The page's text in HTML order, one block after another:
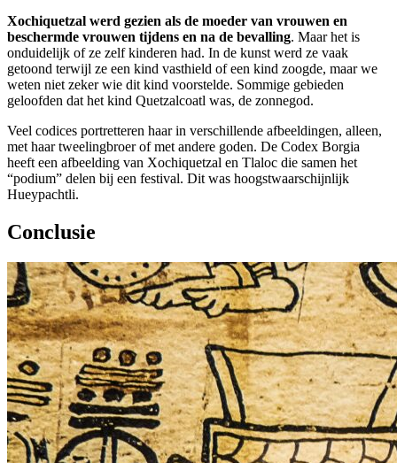
Xochiquetzal werd gezien als de moeder van vrouwen en
beschermde vrouwen tijdens en na de bevalling. Maar het is
onduidelijk of ze zelf kinderen had. In de kunst werd ze vaak
getoond terwijl ze een kind vasthield of een kind zoogde, maar we
weten niet zeker wie dit kind voorstelde. Sommige gebieden
geloofden dat het kind Quetzalcoatl was, de zonnegod.
Veel codices portretteren haar in verschillende afbeeldingen, alleen,
met haar tweelingbroer of met andere goden. De Codex Borgia
heeft een afbeelding van Xochiquetzal en Tlaloc die samen het
“podium” delen bij een festival. Dit was hoogstwaarschijnlijk
Hueypachtli.
Conclusie